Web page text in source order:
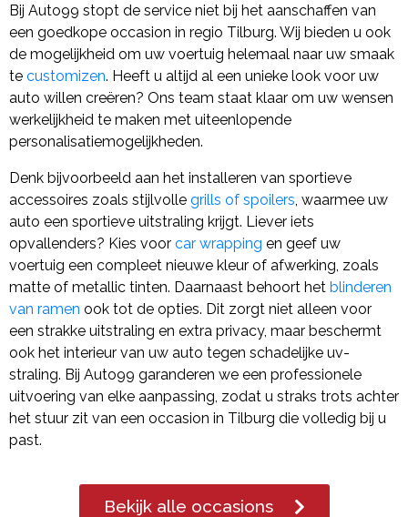
Bij Auto99 stopt de service niet bij het aanschaffen van
een goedkope occasion in regio Tilburg. Wij bieden u ook
de mogelijkheid om uw voertuig helemaal naar uw smaak
te customizen. Heeft u altijd al een unieke look voor uw
auto willen creëren? Ons team staat klaar om uw wensen
werkelijkheid te maken met uiteenlopende
personalisatiemogelijkheden.
Denk bijvoorbeeld aan het installeren van sportieve
accessoires zoals stijlvolle grills of spoilers , waarmee uw
auto een sportieve uitstraling krijgt. Liever iets
opvallenders? Kies voor car wrapping en geef uw
voertuig een compleet nieuwe kleur of afwerking, zoals
matte of metallic tinten. Daarnaast behoort het blinderen
van ramen ook tot de opties. Dit zorgt niet alleen voor
een strakke uitstraling en extra privacy, maar beschermt
ook het interieur van uw auto tegen schadelijke uv-
straling. Bij Auto99 garanderen we een professionele
uitvoering van elke aanpassing, zodat u straks trots achter
het stuur zit van een occasion in Tilburg die volledig bij u
past.
Bekijk alle occasions